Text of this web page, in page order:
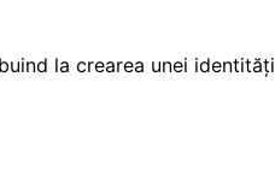
la crearea unei identități